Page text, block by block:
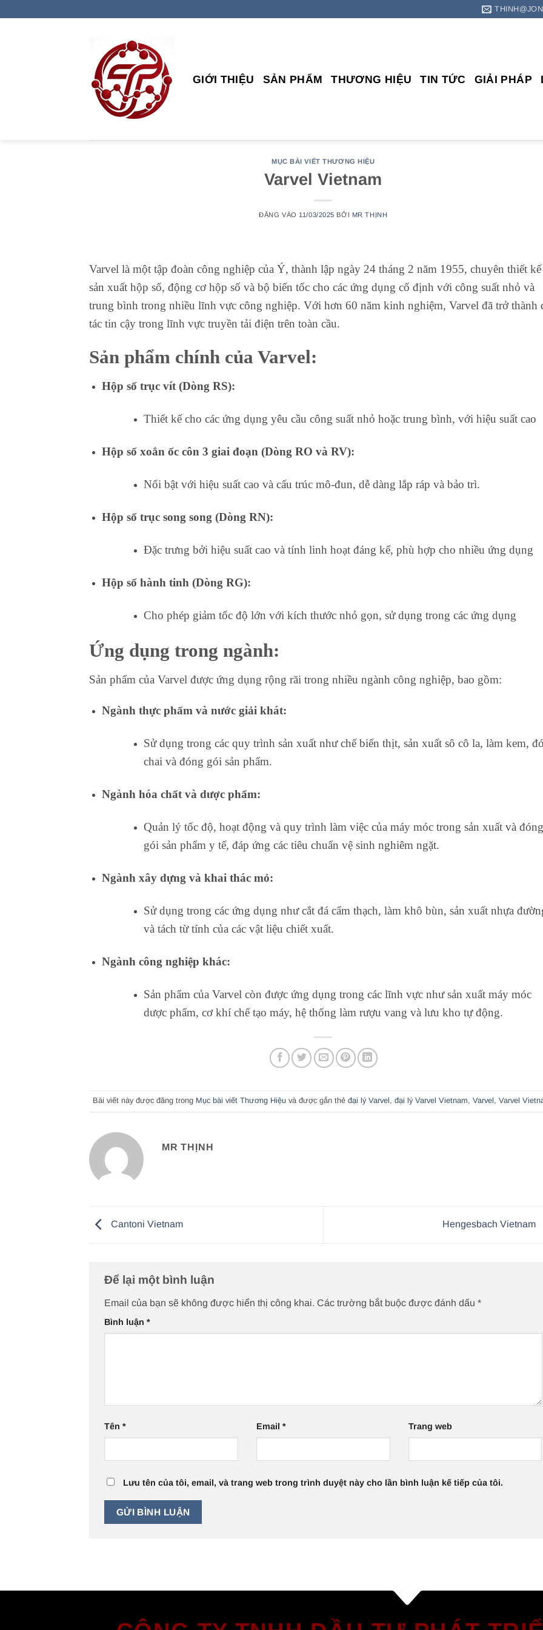
GIỚI THIỆU SẢN PHẨM THƯƠNG HIỆU TIN TỨC GIẢI PHÁP
MỤC BÀI VIẾT THƯƠNG HIỆU
Varvel Vietnam
ĐĂNG VÀO 11/03/2025 BỞI MR THỊNH
Varvel là một tập đoàn công nghiệp của Ý, thành lập ngày 24 tháng 2 năm 1955, chuyên thiết
sản xuất hộp số, động cơ hộp số và bộ biến tốc cho các ứng dụng cố định với công suất nhỏ và
trung bình trong nhiều lĩnh vực công nghiệp. Với hơn 60 năm kinh nghiệm, Varvel đã trở thành
tác tin cậy trong lĩnh vực truyền tải điện trên toàn cầu.
Sản phẩm chính của Varvel:
Hộp số trục vít (Dòng RS):
Thiết kế cho các ứng dụng yêu cầu công suất nhỏ hoặc trung bình, với hiệu suất cao
Hộp số xoắn ốc côn 3 giai đoạn (Dòng RO và RV):
Nổi bật với hiệu suất cao và cấu trúc mô-đun, dễ dàng lắp ráp và bảo trì.
Hộp số trục song song (Dòng RN):
Đặc trưng bởi hiệu suất cao và tính linh hoạt đáng kể, phù hợp cho nhiều ứng dụng
Hộp số hành tinh (Dòng RG):
Cho phép giảm tốc độ lớn với kích thước nhỏ gọn, sử dụng trong các ứng dụng
Ứng dụng trong ngành:
Sản phẩm của Varvel được ứng dụng rộng rãi trong nhiều ngành công nghiệp, bao gồm:
Ngành thực phẩm và nước giải khát:
Sử dụng trong các quy trình sản xuất như chế biến thịt, sản xuất sô cô la, làm kem,
chai và đóng gói sản phẩm.
Ngành hóa chất và dược phẩm:
Quản lý tốc độ, hoạt động và quy trình làm việc của máy móc trong sản xuất và đóng
gói sản phẩm y tế, đáp ứng các tiêu chuẩn vệ sinh nghiêm ngặt.
Ngành xây dựng và khai thác mỏ:
Sử dụng trong các ứng dụng như cắt đá cẩm thạch, làm khô bùn, sản xuất nhựa
và tách từ tính của các vật liệu chiết xuất.
Ngành công nghiệp khác:
Sản phẩm của Varvel còn được ứng dụng trong các lĩnh vực như sản xuất máy móc
dược phẩm, cơ khí chế tạo máy, hệ thống làm rượu vang và lưu kho tự động.
Bài viết này được đăng trong Mục bài viết Thương Hiệuvà được gắn thẻ đại lý Varvel, đại lý Varvel Vietnam, Varvel, Varvel
MR THỊNH
Cantoni Vietnam Hengesbach Vietnam
Để lại một bình luận
Email của bạn sẽ không được hiển thị công khai. Các trường bắt buộc được đánh dấu *
Bình luận *
Tên * Email * Trang web
Lưu tên của tôi, email, và trang web trong trình duyệt này cho lần bình luận kế tiếp của tôi.